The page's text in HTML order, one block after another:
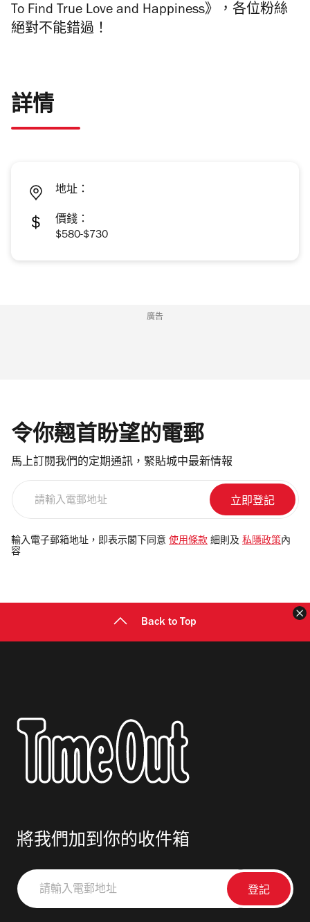
To Find True Love and Happiness》，各位粉絲
絕對不能錯過！
詳情
地址：
價錢：
$580-$730
廣告
令你翹首盼望的電郵
馬上訂閱我們的定期通訊，緊貼城中最新情報
電
郵
輸入電子郵箱地址，即表示閣下同意 使用條款 細則及 私隱政策 內
容
Back to Top
將我們加到你的收件箱
請
輸